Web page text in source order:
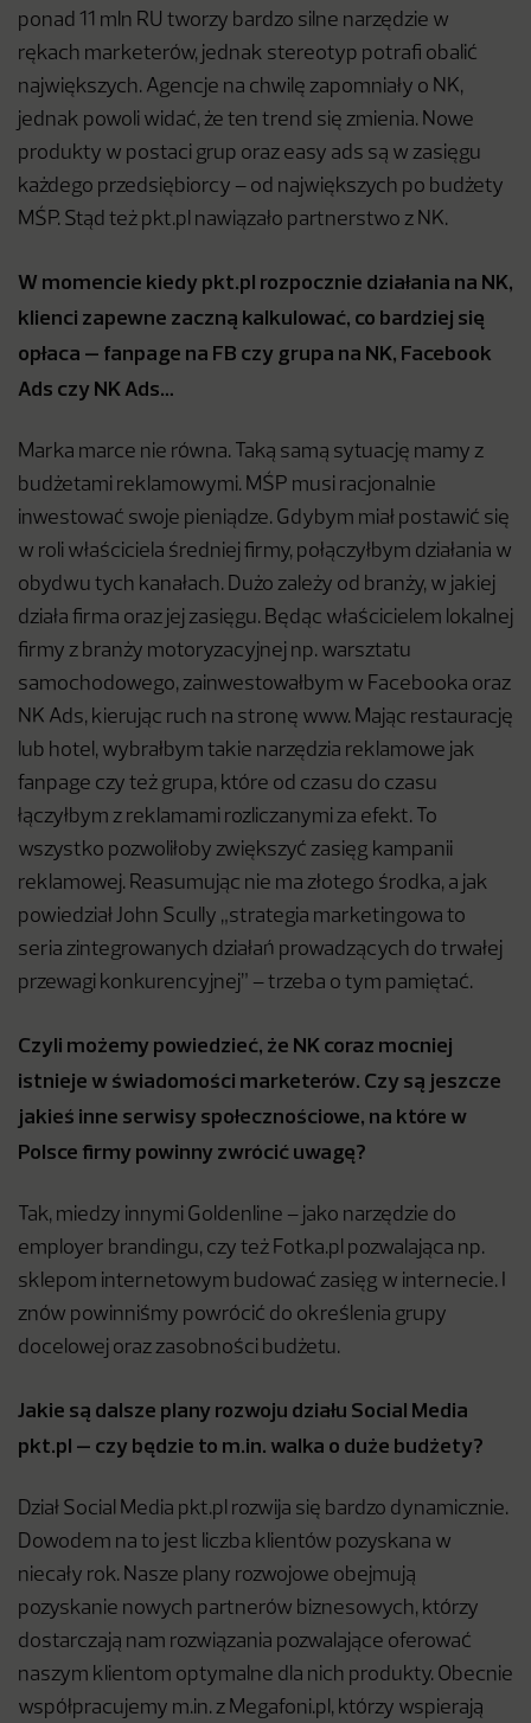
ponad 11 mln RU tworzy bardzo silne narzędzie w
rękach marketerów, jednak stereotyp potrafi obalić
największych. Agencje na chwilę zapomniały o NK,
jednak powoli widać, że ten trend się zmienia. Nowe
produkty w postaci grup oraz easy ads są w zasięgu
każdego przedsiębiorcy – od największych po budżety
MŚP. Stąd też pkt.pl nawiązało partnerstwo z NK.
W momencie kiedy pkt.pl rozpocznie działania na NK,
klienci zapewne zaczną kalkulować, co bardziej się
opłaca – fanpage na FB czy grupa na NK, Facebook
Ads czy NK Ads…
Marka marce nie równa. Taką samą sytuację mamy z
budżetami reklamowymi. MŚP musi racjonalnie
inwestować swoje pieniądze. Gdybym miał postawić się
w roli właściciela średniej firmy, połączyłbym działania w
obydwu tych kanałach. Dużo zależy od branży, w jakiej
działa firma oraz jej zasięgu. Będąc właścicielem lokalnej
firmy z branży motoryzacyjnej np. warsztatu
samochodowego, zainwestowałbym w Facebooka oraz
NK Ads, kierując ruch na stronę www. Mając restaurację
lub hotel, wybrałbym takie narzędzia reklamowe jak
fanpage czy też grupa, które od czasu do czasu
łączyłbym z reklamami rozliczanymi za efekt. To
wszystko pozwoliłoby zwiększyć zasięg kampanii
reklamowej. Reasumując nie ma złotego środka, a jak
powiedział John Scully „strategia marketingowa to
seria zintegrowanych działań prowadzących do trwałej
przewagi konkurencyjnej” – trzeba o tym pamiętać.
Czyli możemy powiedzieć, że NK coraz mocniej
istnieje w świadomości marketerów. Czy są jeszcze
jakieś inne serwisy społecznościowe, na które w
Polsce firmy powinny zwrócić uwagę?
Tak, miedzy innymi Goldenline – jako narzędzie do
employer brandingu, czy też Fotka.pl pozwalająca np.
sklepom internetowym budować zasięg w internecie. I
znów powinniśmy powrócić do określenia grupy
docelowej oraz zasobności budżetu.
Jakie są dalsze plany rozwoju działu Social Media
pkt.pl – czy będzie to m.in. walka o duże budżety?
Dział Social Media pkt.pl rozwija się bardzo dynamicznie.
Dowodem na to jest liczba klientów pozyskana w
niecały rok. Nasze plany rozwojowe obejmują
pozyskanie nowych partnerów biznesowych, którzy
dostarczają nam rozwiązania pozwalające oferować
naszym klientom optymalne dla nich produkty. Obecnie
współpracujemy m.in. z Megafoni.pl, którzy wspierają